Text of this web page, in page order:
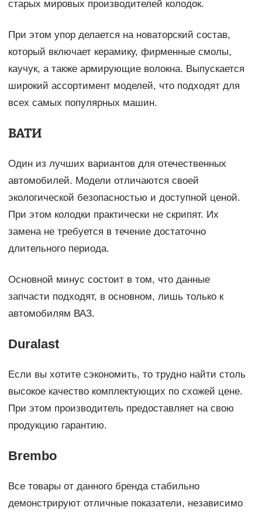
старых мировых производителей колодок.
При этом упор делается на новаторский состав,
который включает керамику, фирменные смолы,
каучук, а также армирующие волокна. Выпускается
широкий ассортимент моделей, что подходят для
всех самых популярных машин.
ВАТИ
Один из лучших вариантов для отечественных
автомобилей. Модели отличаются своей
экологической безопасностью и доступной ценой.
При этом колодки практически не скрипят. Их
замена не требуется в течение достаточно
длительного периода.
Основной минус состоит в том, что данные
запчасти подходят, в основном, лишь только к
автомобилям ВАЗ.
Duralast
Если вы хотите сэкономить, то трудно найти столь
высокое качество комплектующих по схожей цене.
При этом производитель предоставляет на свою
продукцию гарантию.
Brembo
Все товары от данного бренда стабильно
демонстрируют отличные показатели, независимо